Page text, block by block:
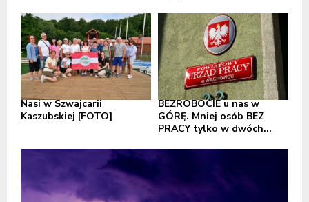
Nasi w Szwajcarii
Kaszubskiej [FOTO]
BEZROBOCIE u nas w
GÓRĘ. Mniej osób BEZ
PRACY tylko w dwóch...